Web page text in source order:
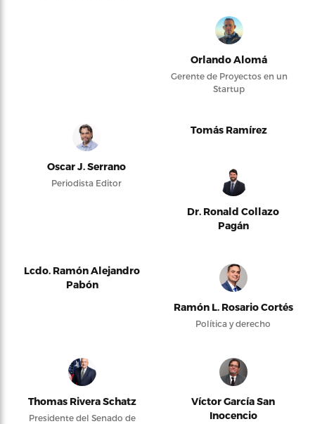
Orlando Alomá
Gerente de Proyectos en un
Startup
Oscar J. Serrano
Periodista Editor
Tomás Ramírez
Dr. Ronald Collazo
Pagán
Lcdo. Ramón Alejandro
Pabón
Ramón L. Rosario Cortés
Política y derecho
Thomas Rivera Schatz
Presidente del Senado de
Víctor García San
Inocencio